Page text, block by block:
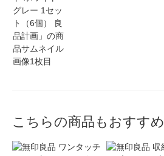
こちらの商品もおすすめ